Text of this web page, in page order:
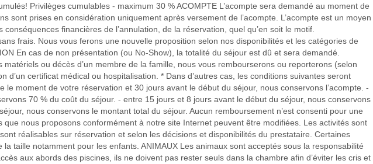
Privilèges cumulables - maximum 30 % ACOMPTE L’acompte sera demandé au moment de
sont prises en considération uniquement après versement de l’acompte. L’acompte est un moyen
financières de l’annulation, de la réservation, quel qu’en soit le motif.
frais. Nous vous ferons une nouvelle proposition selon nos disponibilités et les catégories de
En cas de non présentation (ou No-Show), la totalité du séjour est dû et sera demandé.
ou décès d’un membre de la famille, nous vous rembourserons ou reporterons (selon
certificat médical ou hospitalisation. * Dans d’autres cas, les conditions suivantes seront
le moment de votre réservation et 30 jours avant le début du séjour, nous conservons l’acompte. -
70 % du coût du séjour. - entre 15 jours et 8 jours avant le début du séjour, nous conservons
nous conservons le montant total du séjour. Aucun remboursement n’est consenti pour une
nous proposons conformément à notre site Internet peuvent être modifiées. Les activités sont
réalisables sur réservation et selon les décisions et disponibilités du prestataire. Certaines
taille notamment pour les enfants. ANIMAUX Les animaux sont acceptés sous la responsabilité
aux abords des piscines, ils ne doivent pas rester seuls dans la chambre afin d’éviter les cris et